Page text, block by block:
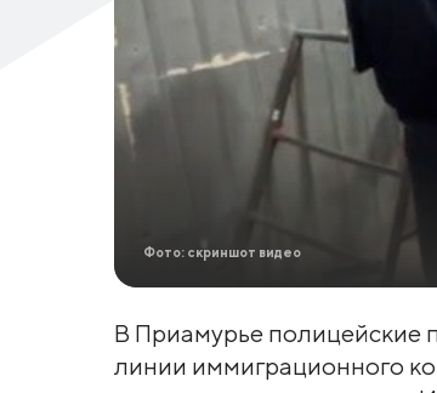
Фото: скриншот видео
В Приамурье полицейские
линии иммиграционного